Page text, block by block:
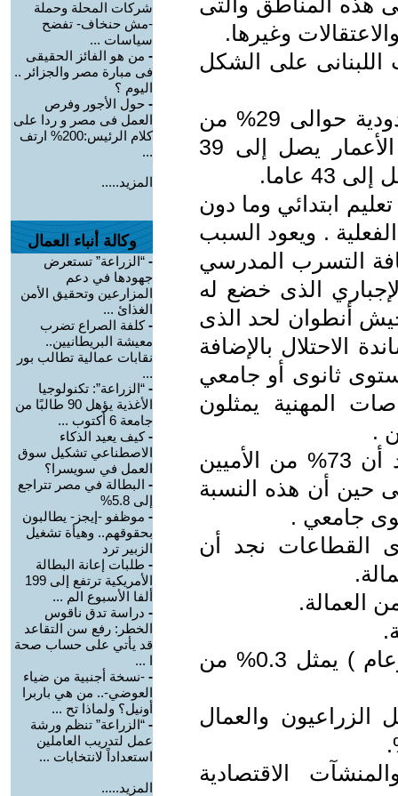
وغيرها.
اللبنانى على الشكل
1- يشكل العاملون فى المنطقة الحدودية حوالى 29% من
مجموع السكان المقيمين ومتوسط الأعمار يصل إلى 39
عاما.
ابتدائي وما دون
الفعلية . ويعود السبب
التسرب المدرسي
الذى خضع له
أنطوان لحد الذى
الاحتلال بالإضافة
ثانوى أو جامعي
المهنية يمثلون
3- أما علاقة العمل بصلة القرابة نجد أن 73% من الأميين
حين أن هذه النسبة
القطاعات نجد أن
- القطاع المختلط ( رأسمال خاص وعام ) يمثل 0.3% من
والعمال
الاقتصادية
شركات المحلة وحملة
-مش حنخاف- تفضح
سياسات ...
- من هو الفائز الحقيقى
فى مبارة مصر والجزائر ..
اليوم ؟
- حول الأجور وفرص
العمل فى مصر و ردا على
كلام الرئيس:200% ارتف
...
المزيد.....
وكالة أنباء العمال
- “الزراعة” تستعرض
جهودها في دعم
المزارعين وتحقيق الأمن
الغذائ ...
-كلفة الصراع تضرب
معيشة البريطانيين..
نقابات عمالية تطالب بور
...
- “الزراعة”: تكنولوجيا
الأغذية يؤهل 90 طالبًا من
جامعة 6 أكتوب ...
-كيف يعيد الذكاء
الاصطناعي تشكيل سوق
العمل في سويسرا؟
- البطالة في مصر تتراجع
إلى 5.8%
- موظفو -إيجز- يطالبون
بحقوقهم.. وهيأة تشغيل
الزبير ترد
- طلبات إعانة البطالة
الأمريكية ترتفع إلى 199
ألفا الأسبوع الم ...
- دراسة تدق ناقوس
الخطر: رفع سن التقاعد
قد يأتي على حساب صحة
ا ...
- -نسخة أجنبية من ضياء
العوضي-.. من هي باربرا
أونيل؟ ولماذا تح ...
- “الزراعة” تنظم ورشة
عمل لتدريب العاملين
استعداداً لانتخابات ...
المزيد.....